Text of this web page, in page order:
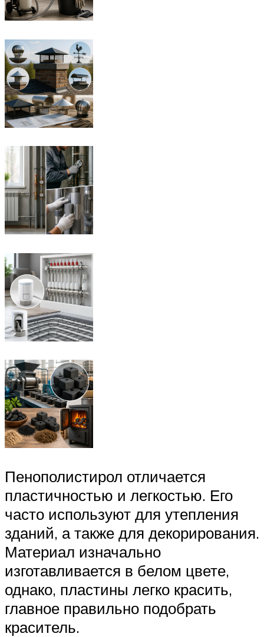
Пенополистирол отличается
пластичностью и легкостью. Его
часто используют для утепления
зданий, а также для декорирования.
Материал изначально
изготавливается в белом цвете,
однако, пластины легко красить,
главное правильно подобрать
краситель.